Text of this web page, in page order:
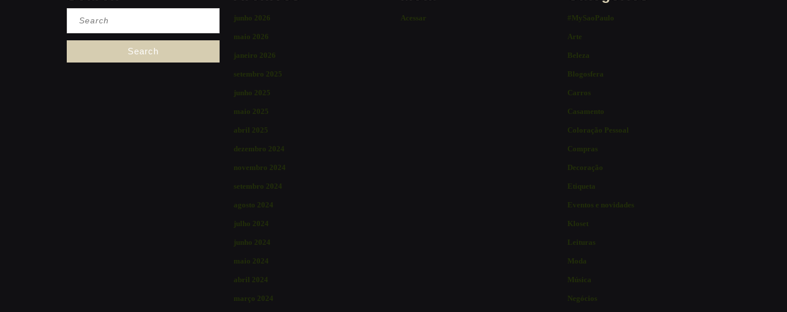
junho 2026
maio 2026
janeiro 2026
setembro 2025
junho 2025
maio 2025
abril 2025
dezembro 2024
novembro 2024
setembro 2024
agosto 2024
julho 2024
junho 2024
maio 2024
abril 2024
março 2024
Acessar #MySaoPaulo
Arte
Beleza
Blogosfera
Carros
Casamento
Coloração Pessoal
Compras
Decoração
Etiqueta
Eventos e novidades
Kloset
Leituras
Moda
Música
Negócios